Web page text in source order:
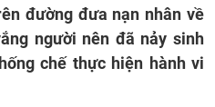
đường đưa nạn nhân về
người nên đã nảy sinh
chế thực hiện hành vi